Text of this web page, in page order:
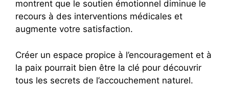
montrent que le soutien émotionnel diminue le
recours à des interventions médicales et
augmente votre satisfaction.
Créer un espace propice à l’encouragement et à
la paix pourrait bien être la clé pour découvrir
tous les secrets de l’accouchement naturel.